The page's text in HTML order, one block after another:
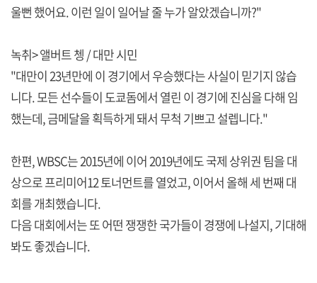
울뻔 했어요. 이런 일이 일어날 줄 누가 알았겠습니까?"
녹취> 앨버트 쳉 / 대만 시민
"대만이 23년만에 이 경기에서 우승했다는 사실이 믿기지 않습
니다. 모든 선수들이 도쿄돔에서 열린 이 경기에 진심을 다해 임
했는데, 금메달을 획득하게 돼서 무척 기쁘고 설렙니다."
한편, WBSC는 2015년에 이어 2019년에도 국제 상위권 팀을 대
상으로 프리미어12 토너먼트를 열었고, 이어서 올해 세 번째 대
회를 개최했습니다.
다음 대회에서는 또 어떤 쟁쟁한 국가들이 경쟁에 나설지, 기대해
봐도 좋겠습니다.